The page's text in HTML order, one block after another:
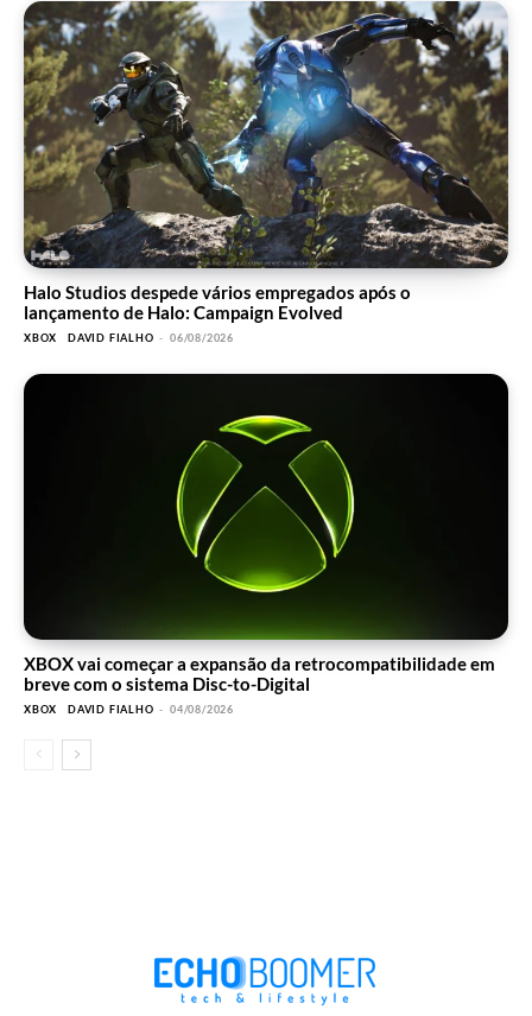
Halo Studios despede vários empregados após o
lançamento de Halo: Campaign Evolved
XBOX DAVID FIALHO - 06/08/2026
XBOX vai começar a expansão da retrocompatibilidade em
breve com o sistema Disc-to-Digital
XBOX DAVID FIALHO - 04/08/2026